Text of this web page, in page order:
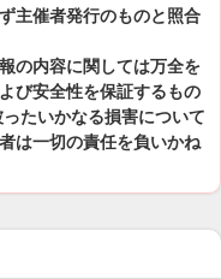
主催者発行のものと照合
の内容に関しては万全を
び安全性を保証するもの
たいかなる損害について
は一切の責任を負いかね